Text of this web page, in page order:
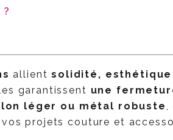
allientsolidité,
garantissent une
léger ou métal robuste,
projets couture et